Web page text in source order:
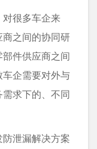
很多车企来
之间的协同研
件供应商之间
企需要对外与
求下的、不同
泄漏解决方案